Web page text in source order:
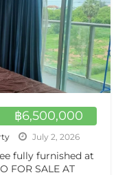
฿6,500,000
July 2, 2026
fully furnished at
FOR SALE AT